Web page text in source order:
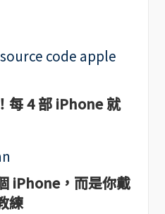
每 4 部 iPhone 就
iPhone，而是你戴
練